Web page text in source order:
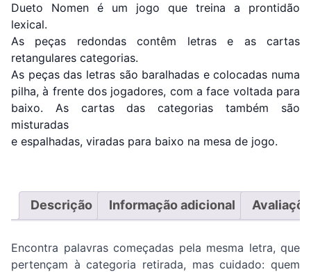
Dueto Nomen é um jogo que treina a prontidão
lexical.
As peças redondas contêm letras e as cartas
retangulares categorias.
As peças das letras são baralhadas e colocadas numa
pilha, à frente dos jogadores, com a face voltada para
baixo. As cartas das categorias também são
misturadas
e espalhadas, viradas para baixo na mesa de jogo.
Descrição Informação adicional
Encontra palavras começadas pela mesma letra, que
pertençam à categoria retirada, mas cuidado: quem